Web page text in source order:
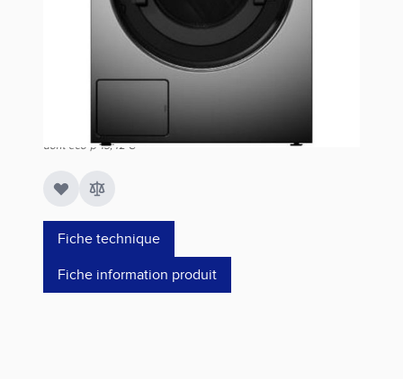
Estimer les frais de port
WMC6742P.T
2 423,00 €
dont éco-p 15,42 €
Fiche technique
Fiche information produit